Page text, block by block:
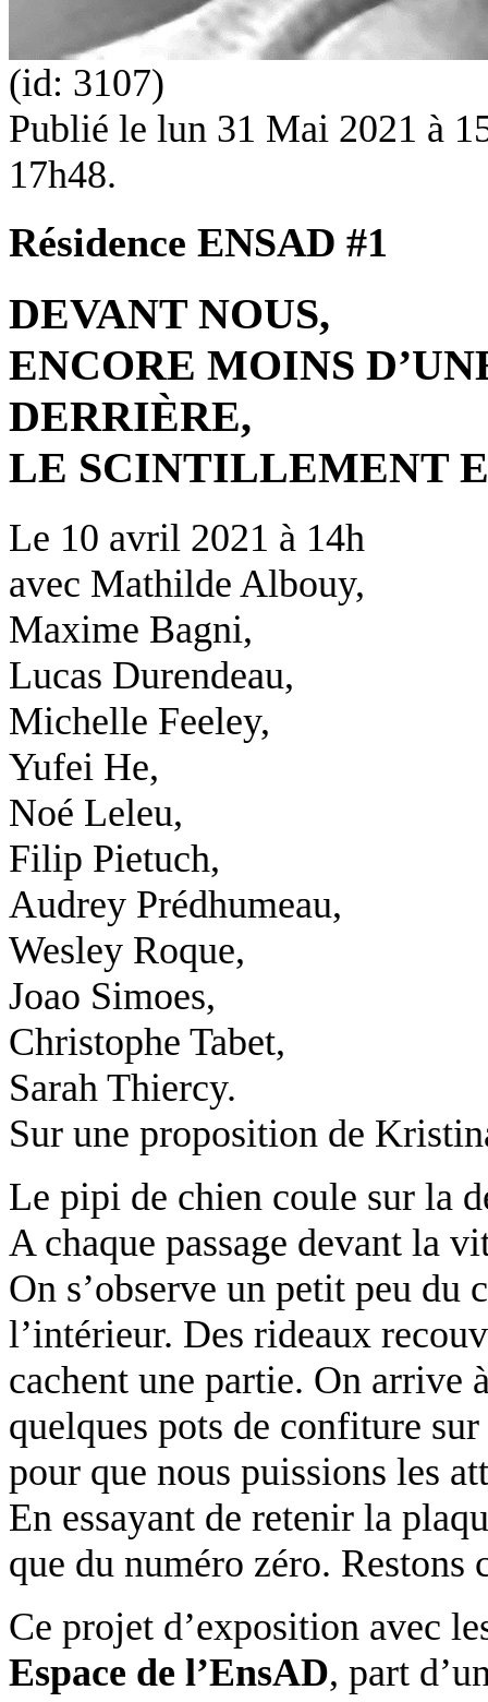
(id: 3107)
Publié le lun 31 Mai 2021 à
17h48.
Résidence ENSAD #1
DEVANT NOUS,
ENCORE MOINS
DERRIÈRE,
LE SCINTILLEMENT
Le 10 avril 2021 à 14h
avec Mathilde Albouy,
Maxime Bagni,
Lucas Durendeau,
Michelle Feeley,
Yufei He,
Noé Leleu,
Filip Pietuch,
Audrey Prédhumeau,
Wesley Roque,
Joao Simoes,
Christophe Tabet,
Sarah Thiercy.
Sur une proposition de
Le pipi de chien coule sur la
A chaque passage devant la
On s’observe un petit peu
l’intérieur. Des rideaux
cachent une partie. On arrive
quelques pots de confiture
pour que nous puissions les
En essayant de retenir la
que du numéro zéro. Restons
Ce projet d’exposition avec
Espace de l’EnsAD, part